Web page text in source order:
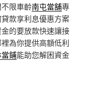
限車齡南屯當舖專
款享利息優惠方案
的要放款快速讓接
為你提供高額低利
鋪能助您解困資金